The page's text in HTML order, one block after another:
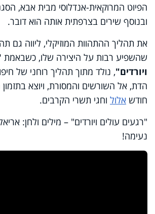
הפיוט המרוקאית-אנדלוסי מבית אבא,
ובנוסף שירים בצרפתית אותה הוא דובר.
את תהליך ההתהוות המוזיקלי, ליווה גם
שהשפיע רבות על היצירה שלו, כשבאמת
ויורדים", נולד מתוך תהליך רוחני של
הדת, אל השורשים והמסורת, ויוצא
חודש אלול וחגי תשרי הקרבים.
"רגעים עולים ויורדים" – מילים ולחן:
נעימה!